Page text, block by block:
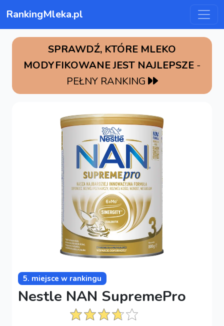
RankingMleka.pl
SPRAWDŹ, KTÓRE MLEKO
MODYFIKOWANE JEST NAJLEPSZE -
PEŁNY RANKING
5. miejsce w rankingu
Nestle NAN SupremePro